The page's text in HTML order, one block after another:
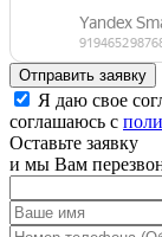
Отправить заявку
Я даю свое
соглашаюсь с
Оставьте заявку
и мы Вам